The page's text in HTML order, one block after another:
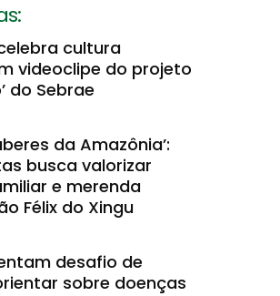
cultura
videoclipe do projeto
do Sebrae
da Amazônia’:
busca valorizar
e merenda
Félix do Xingu
desafio de
sobre doenças